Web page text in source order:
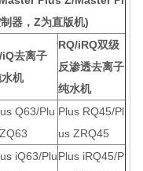
器，Z为直版机)
iQ去离子
机
RQ/iRQ双级
反渗透去离子
纯水机
Q63/Plu Plus RQ45/Pl
us ZRQ45
iQ63/PluPlus iRQ45/P